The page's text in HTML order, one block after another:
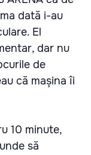
dată i-au
El
dar nu
de
că mașina îi
10 minute,
să